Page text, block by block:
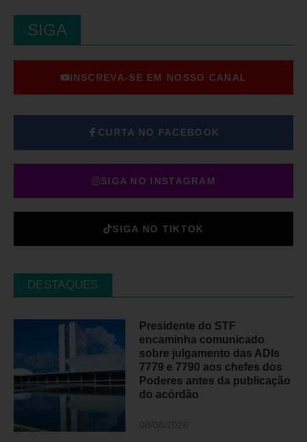
SIGA
INSCREVA-SE EM NOSSO CANAL
CURTA NO FACEBOOK
SIGA NO INSTAGRAM
SIGA NO TIKTOK
DESTAQUES
Presidente do STF
encaminha comunicado
sobre julgamento das ADIs
7779 e 7790 aos chefes dos
Poderes antes da publicação
do acórdão